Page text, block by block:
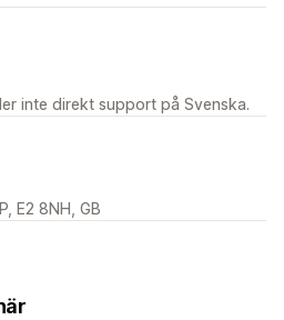
inte direkt support på Svenska.
E2 8NH, GB